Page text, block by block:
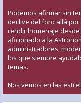
Podemos afirmar sin
declive del foro allá
rendir homenaje desde
aficionado a la
administradores,
los que siempre
temas.
Nos vemos en las